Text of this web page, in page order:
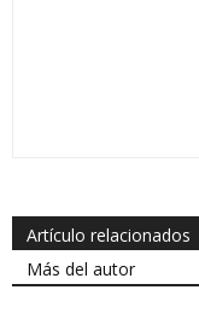
Artículo relacionados
Más del autor